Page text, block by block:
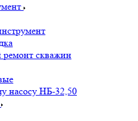
скважин
насосу НБ-32,50